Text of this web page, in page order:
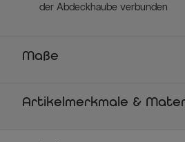
der Abdeckhaube verbunden
Maße
Artikelmerkmale &